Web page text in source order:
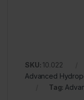
SKU:10.022
Advanced
Tag: